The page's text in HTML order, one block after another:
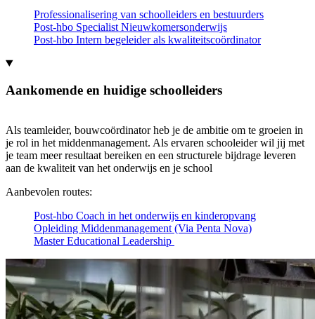
Professionalisering van schoolleiders en bestuurders
Post-hbo Specialist Nieuwkomersonderwijs
Post-hbo Intern begeleider als kwaliteitscoördinator
Aankomende en huidige schoolleiders
Als teamleider, bouwcoördinator heb je de ambitie om te groeien in
je rol in het middenmanagement. Als ervaren schooleider wil jij met
je team meer resultaat bereiken en een structurele bijdrage leveren
aan de kwaliteit van het onderwijs en je school
Aanbevolen routes:
Post-hbo Coach in het onderwijs en kinderopvang
Opleiding Middenmanagement (Via Penta Nova)
Master Educational Leadership